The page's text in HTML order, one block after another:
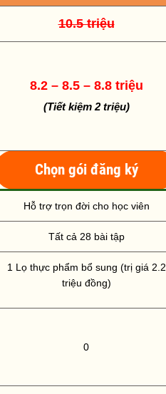
10.5 triệu
8.2 – 8.5 – 8.8 triệu
(Tiết kiệm 2 triệu)
Chọn gói đăng ký
Hỗ trợ trọn đời cho học viên
Tất cả 28 bài tập
1 Lọ thực phẩm bổ sung (trị giá 2.2
triệu đồng)
0